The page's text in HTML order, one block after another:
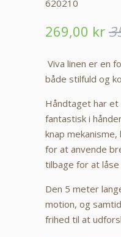
620210
269,00 kr
Viva linen er en
både stilfuld og
Håndtaget har
fantastisk i
knap
for at anvende
tilbage for at låse
Den 5 meter
motion, og
frihed til at